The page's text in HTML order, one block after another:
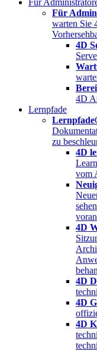
Für
Für
warten Sie
4D
4D
Lernpfade
Lernpfade
zu
4D
vom
4D
4D
4D
4D